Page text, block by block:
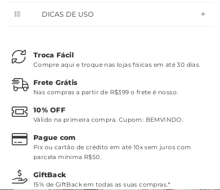
DICAS DE USO
Troca Fácil
Compre aqui e troque nas lojas físicas em até 30 dias.
Frete Grátis
Nas compras a partir de R$399 o frete é nosso.
10% OFF
Válido na primeira compra. Cupom: BEMVINDO.
Pague com
Pix ou cartão de crédito em até 10x sem juros com
parcela mínima R$50.
GiftBack
15% de GiftBack em todas as suas compras.*